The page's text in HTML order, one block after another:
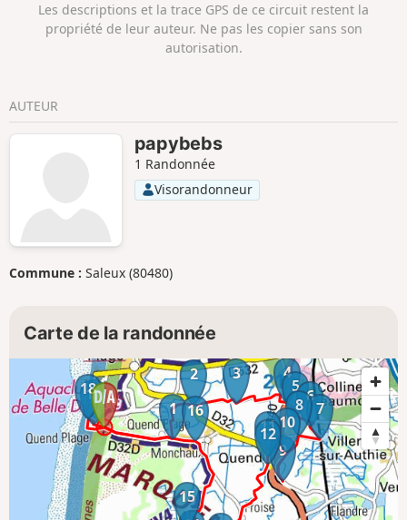
se fait d'Enquinehaut car la descente sur la Course est
splendide. Vous verrez de jolies vallées perdues.
Les descriptions et la trace GPS de ce circuit restent la
propriété de leur auteur. Ne pas les copier sans son
autorisation.
AUTEUR
papybebs
1 Randonnée
Visorandonneur
Commune : Saleux (80480)
Carte de la randonnée
1
2 3 4
5 6
7
8
9
10
11
12
15
16
17
18